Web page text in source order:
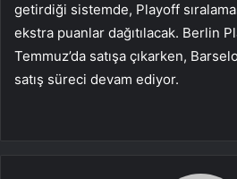
getirdiği sistemde, Playoff
ekstra puanlar dağıtılacak. Berlin
Temmuz’da satışa çıkarken,
satış süreci devam ediyor.